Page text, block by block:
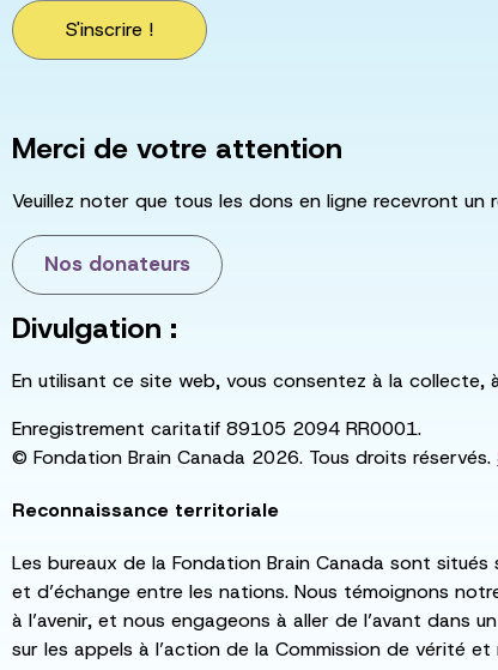
S'inscrire !
Merci de votre attention
Veuillez noter que tous les dons en ligne recevront un
Nos donateurs
Divulgation :
En utilisant ce site web, vous consentez à la
Enregistrement caritatif 89105 2094 RR0001.
© Fondation Brain Canada 2026. Tous droits réservés.
Reconnaissance territoriale
Les bureaux de la Fondation Brain Canada sont
et d’échange entre les nations. Nous témoignons
à l’avenir, et nous engageons à aller de l’avant
sur les appels à l’action de la Commission de vérité